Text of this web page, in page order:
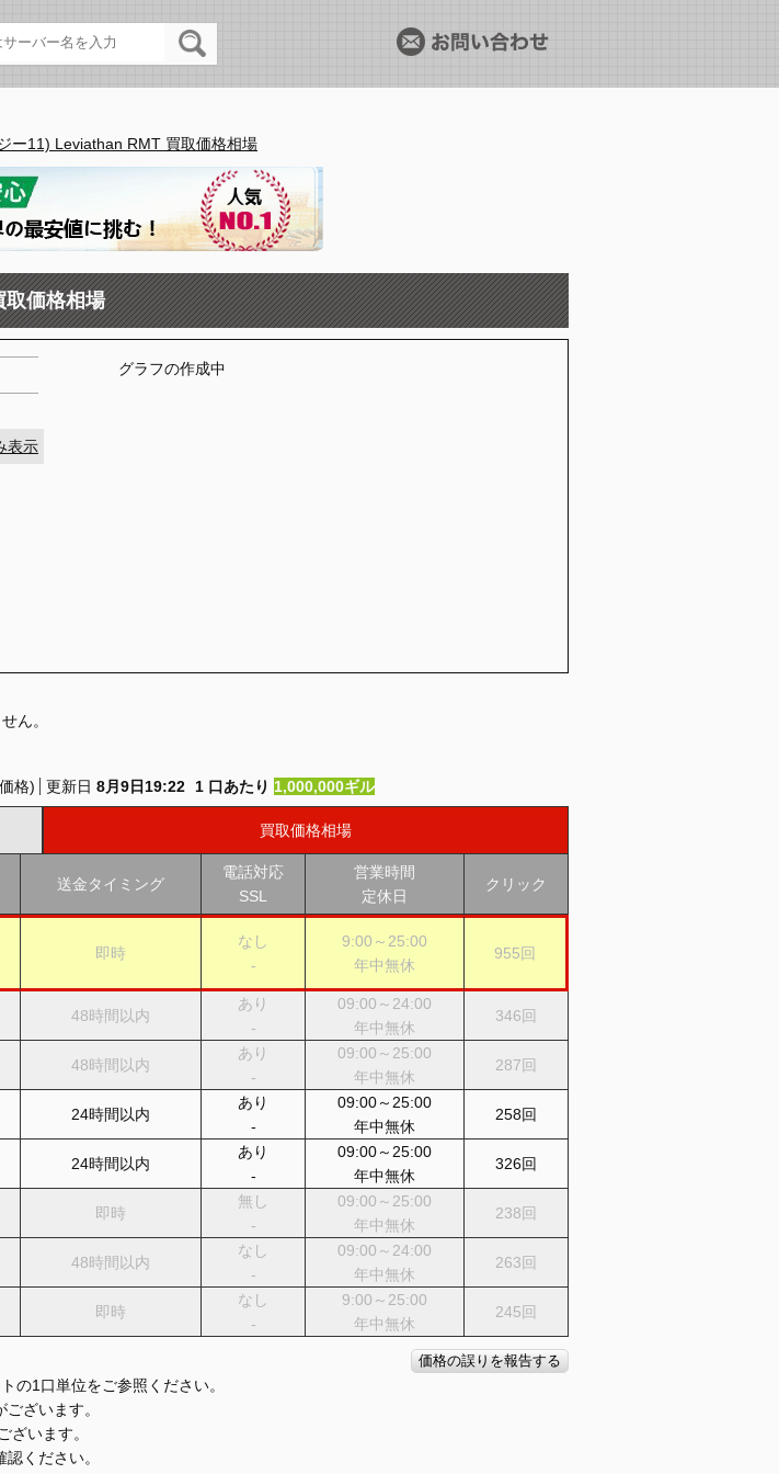
ー11) Leviathan RMT 買取価格相場
価格相場
グラフの作成中
表示
ん。
格) 更新日 8月9日19:22 1 口あたり 1,000,000ギル
買取価格相場
送金タイミング
電話対応
SSL
営業時間
定休日
クリック
即時
なし
-
9:00～25:00
年中無休
955回
48時間以内
あり
-
09:00～24:00
年中無休
346回
48時間以内
あり
-
09:00～25:00
年中無休
287回
24時間以内
あり
-
09:00～25:00
年中無休
258回
24時間以内
あり
-
09:00～25:00
年中無休
326回
即時
無し
-
09:00～25:00
年中無休
238回
48時間以内
なし
-
09:00～24:00
年中無休
263回
即時
なし
-
9:00～25:00
年中無休
245回
の1口単位をご参照ください。
ざいます。
います。
ください。